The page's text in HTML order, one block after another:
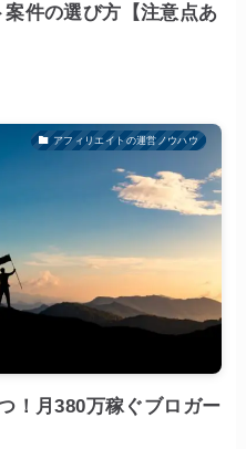
件の選び方【注意点あ
アフィリエイトの運営ノウハウ
！月380万稼ぐブロガー